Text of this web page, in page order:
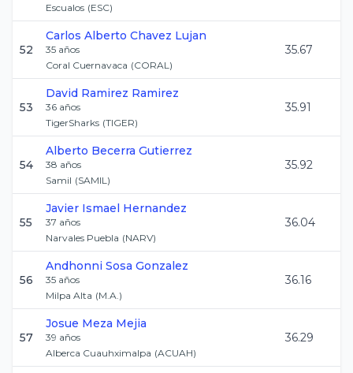
Escualos (ESC)
52
Carlos Alberto Chavez Lujan
35 años
Coral Cuernavaca (CORAL)
35.67
53
David Ramirez Ramirez
36 años
TigerSharks (TIGER)
35.91
54
Alberto Becerra Gutierrez
38 años
Samil (SAMIL)
35.92
55
Javier Ismael Hernandez
37 años
Narvales Puebla (NARV)
36.04
56
Andhonni Sosa Gonzalez
35 años
Milpa Alta (M.A.)
36.16
57
Josue Meza Mejia
39 años
Alberca Cuauhximalpa (ACUAH)
36.29